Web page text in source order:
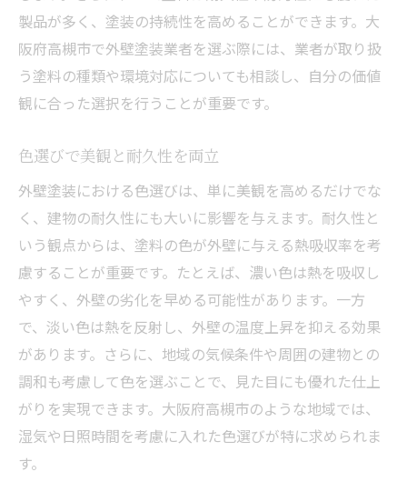
製品が多く、塗装の持続性を高めることができます。大
阪府高槻市で外壁塗装業者を選ぶ際には、業者が取り扱
う塗料の種類や環境対応についても相談し、自分の価値
観に合った選択を行うことが重要です。
色選びで美観と耐久性を両立
外壁塗装における色選びは、単に美観を高めるだけでな
く、建物の耐久性にも大いに影響を与えます。耐久性と
いう観点からは、塗料の色が外壁に与える熱吸収率を考
慮することが重要です。たとえば、濃い色は熱を吸収し
やすく、外壁の劣化を早める可能性があります。一方
で、淡い色は熱を反射し、外壁の温度上昇を抑える効果
があります。さらに、地域の気候条件や周囲の建物との
調和も考慮して色を選ぶことで、見た目にも優れた仕上
がりを実現できます。大阪府高槻市のような地域では、
湿気や日照時間を考慮に入れた色選びが特に求められま
す。